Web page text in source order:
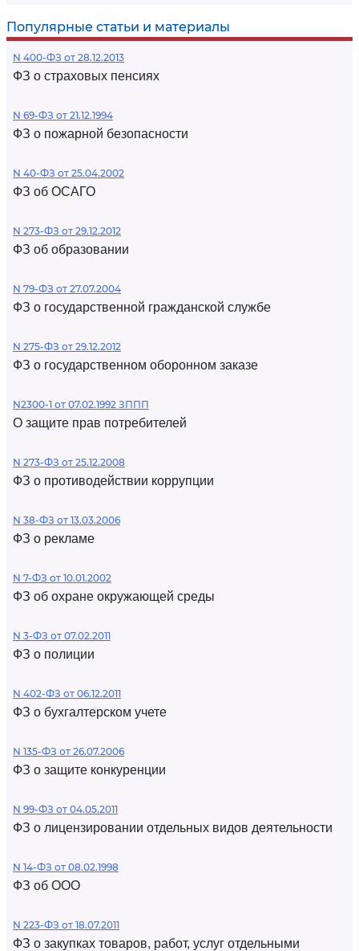
Популярные статьи и материалы
N 400-ФЗ от 28.12.2013
ФЗ о страховых пенсиях
N 69-ФЗ от 21.12.1994
ФЗ о пожарной безопасности
N 40-ФЗ от 25.04.2002
ФЗ об ОСАГО
N 273-ФЗ от 29.12.2012
ФЗ об образовании
N 79-ФЗ от 27.07.2004
ФЗ о государственной гражданской службе
N 275-ФЗ от 29.12.2012
ФЗ о государственном оборонном заказе
N2300-1 от 07.02.1992 ЗППП
О защите прав потребителей
N 273-ФЗ от 25.12.2008
ФЗ о противодействии коррупции
N 38-ФЗ от 13.03.2006
ФЗ о рекламе
N 7-ФЗ от 10.01.2002
ФЗ об охране окружающей среды
N 3-ФЗ от 07.02.2011
ФЗ о полиции
N 402-ФЗ от 06.12.2011
ФЗ о бухгалтерском учете
N 135-ФЗ от 26.07.2006
ФЗ о защите конкуренции
N 99-ФЗ от 04.05.2011
ФЗ о лицензировании отдельных видов деятельности
N 14-ФЗ от 08.02.1998
ФЗ об ООО
N 223-ФЗ от 18.07.2011
ФЗ о закупках товаров, работ, услуг отдельными